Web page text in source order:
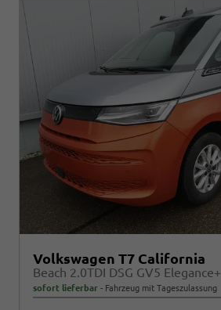
Volkswagen T7 California
Beach 2.0TDI DSG GV5 Elegance+
sofort lieferbar Fahrzeug mit Tageszulassung